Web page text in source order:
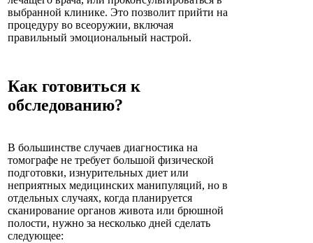
выбранной клинике. Это позволит прийти на
процедуру во всеоружии, включая
правильный эмоциональный настрой.
Как готовиться к
обследованию?
В большинстве случаев диагностика на
томографе не требует большой физической
подготовки, изнурительных диет или
неприятных медицинских манипуляций, но в
отдельных случаях, когда планируется
сканирование органов живота или брюшной
полости, нужно за несколько дней сделать
следующее: